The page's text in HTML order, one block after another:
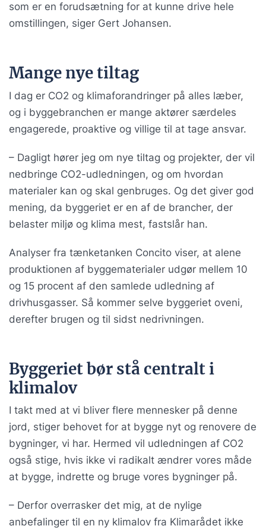
som er en forudsætning for at kunne drive hele
omstillingen, siger Gert Johansen.
Mange nye tiltag
I dag er CO2 og klimaforandringer på alles læber,
og i byggebranchen er mange aktører særdeles
engagerede, proaktive og villige til at tage ansvar.
– Dagligt hører jeg om nye tiltag og projekter, der vil
nedbringe CO2-udledningen, og om hvordan
materialer kan og skal genbruges. Og det giver god
mening, da byggeriet er en af de brancher, der
belaster miljø og klima mest, fastslår han.
Analyser fra tænketanken Concito viser, at alene
produktionen af byggematerialer udgør mellem 10
og 15 procent af den samlede udledning af
drivhusgasser. Så kommer selve byggeriet oveni,
derefter brugen og til sidst nedrivningen.
Byggeriet bør stå centralt i
klimalov
I takt med at vi bliver flere mennesker på denne
jord, stiger behovet for at bygge nyt og renovere de
bygninger, vi har. Hermed vil udledningen af CO2
også stige, hvis ikke vi radikalt ændrer vores måde
at bygge, indrette og bruge vores bygninger på.
– Derfor overrasker det mig, at de nylige
anbefalinger til en ny klimalov fra Klimarådet ikke